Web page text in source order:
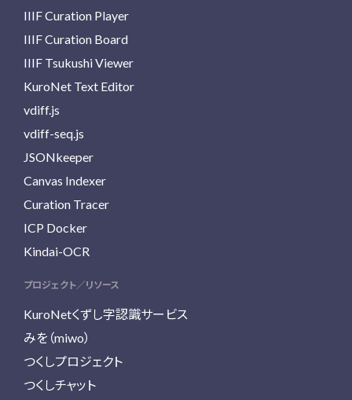
IIIF Curation Player
IIIF Curation Board
IIIF Tsukushi Viewer
KuroNet Text Editor
vdiff.js
vdiff-seq.js
JSONkeeper
Canvas Indexer
Curation Tracer
ICP Docker
Kindai-OCR
プロジェクト／リソース
KuroNetくずし字認識サービス
みを（miwo）
つくしプロジェクト
つくしチャット